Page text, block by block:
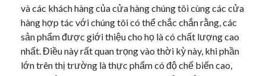
và các khách hàng của cửa hàng chúng tôi cùng các cửa
hàng hợp tác với chúng tôi có thể chắc chắn rằng, các
sản phẩm được giới thiệu cho họ là có chất lượng cao
nhất. Điều này rất quan trọng vào thời kỳ này, khi phần
lớn trên thị trường là thực phẩm có độ chế biến cao,